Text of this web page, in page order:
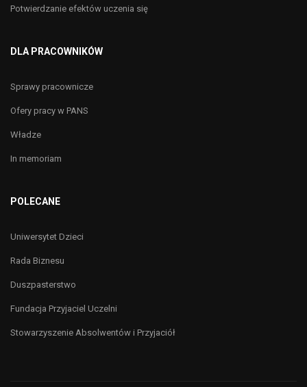
Potwierdzanie efektów uczenia się
DLA PRACOWNIKÓW
Sprawy pracownicze
Ofery pracy w PANS
Władze
In memoriam
POLECANE
Uniwersytet Dzieci
Rada Biznesu
Duszpasterstwo
Fundacja Przyjaciel Uczelni
Stowarzyszenie Absolwentów i Przyjaciół